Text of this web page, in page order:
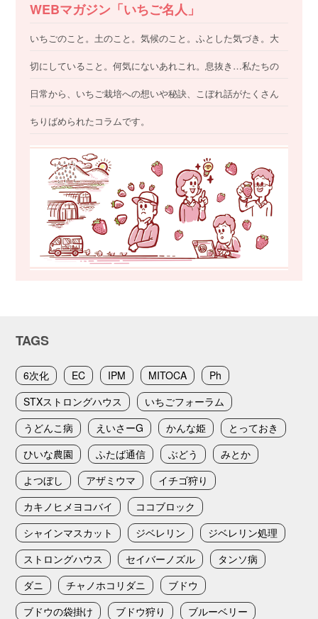
WEBマガジン「いちご名人」
いちごのこと。土のこと。気候のこと。ふとした気づき。大
切にしていること。何気にないあれこれ。息抜き…私たちの
日常から、いちご栽培への想いや秘訣、こぼれ話がたくさん
ちりばめられたコラムです。
TAGS
6次化 EC IPM MITOCA
Ph
STXストロングハウス
いちごフォーラム
うどんこ病
えいさーG かんな姫
とっておき
ひいな農園
ふたば通信 ぶどう
みとか
よつぼし
アザミウマ
イチゴ狩り
カキノヒメヨコバイ
ココブロック
シャインマスカット
ジベレリン
ジベレリン処理
ストロングハウス
セイバーノズル
タンソ病
ダニ
チャノホコリダニ
ブドウ
ブドウの袋掛け
ブドウ狩り
ブルーベリー